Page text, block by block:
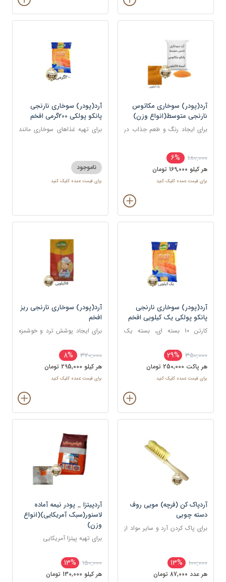
آرد(پودر) سوخاری مکاتوس
نارنجی متوسط(انواع وزن)
برای ایجاد رنگ و طعم جذاب در
استفاده می شود.
180,000
6%
هر کيلو 169,000 تومان
برای قیمت عمده کلیک کنید
آرد(پودر) سوخاری نارنجی
پانکو پولکی 200گرمی افخم
برای تهیه غذاهای سوخاری مانند
ناموجود
برای قیمت عمده کلیک کنید
آرد(پودر) سوخاری نارنجی
پانکو پولکی یک کیلویی افخم
کارتن 10 بسته ای، بسته یک
350,000
29%
هر پاکت 250,000 تومان
برای قیمت عمده کلیک کنید
آرد(پودر) سوخاری نارنجی ریز
افخم
برای ایجاد پوشش ترد و خوشمزه
سرخ کردنی
320,000
8%
هر کيلو 295,000 تومان
برای قیمت عمده کلیک کنید
آردپاک کن (فرچه) مویی روف
دسته چوبی
برای پاک کردن آرد و سایر مواد از
100,000
13%
هر عدد 87,000 تومان
آردپیتزا _ پودر نیمه آماده
لاسنور(سبک آمریکایی)(انواع
وزن)
برای تهیه پیتزا آمریکایی
150,000
13%
هر کيلو 130,000 تومان